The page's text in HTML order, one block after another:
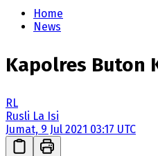
Home
News
Kapolres Buton
RL
Rusli La Isi
Jumat, 9 Jul 2021 03:17 UTC